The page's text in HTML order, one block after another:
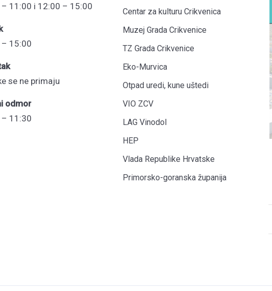
11:00 i 12:00 – 15:00
15:00
se ne primaju
odmor
11:30
Centar za kulturu Crikvenica
Muzej Grada Crikvenice
TZ Grada Crikvenice
Eko-Murvica
Otpad uredi, kune uštedi
VIO ZCV
LAG Vinodol
HEP
Vlada Republike Hrvatske
Primorsko-goranska županija